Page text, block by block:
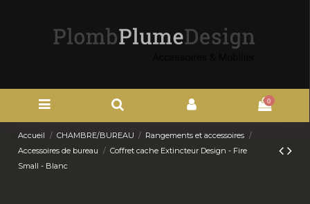
0
Accueil CHAMBRE/BUREAU
Rangements et accessoires
Accessoires de bureau
Coffret cache Extincteur Design - Fire
Small - Blanc